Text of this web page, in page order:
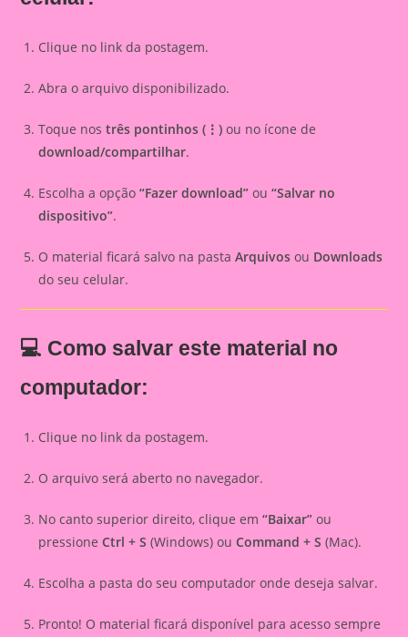
Clique no link da postagem.
Abra o arquivo disponibilizado.
Toque nostrês pontinhos (⋮) ou no ícone de
download/compartilhar.
Escolha a opção“Fazer download” ou“Salvar no
dispositivo”.
O material ficará salvo na pastaArquivos ou Downloads
do seu celular.
💻 Como salvar este material no
computador:
Clique no link da postagem.
O arquivo será aberto no navegador.
No canto superior direito, clique em“Baixar” ou
pressioneCtrl + S (Windows) ouCommand + S (Mac).
Escolha a pasta do seu computador onde deseja salvar.
Pronto! O material ficará disponível para acesso sempre